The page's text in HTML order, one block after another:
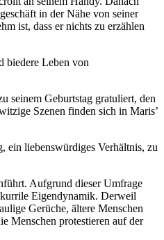
in der Nähe von seiner
ist, dass er nichts zu erzählen
biedere Leben von
seinem Geburtstag gratuliert, den
Szenen finden sich in Maris’
ein liebenswürdiges Verhältnis, zu
Aufgrund dieser Umfrage
Eigendynamik. Derweil
Gerüche, ältere Menschen
Menschen protestieren auf der